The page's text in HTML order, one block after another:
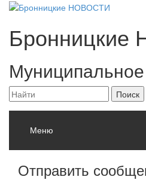
Бронницкие
Меню
Отправить